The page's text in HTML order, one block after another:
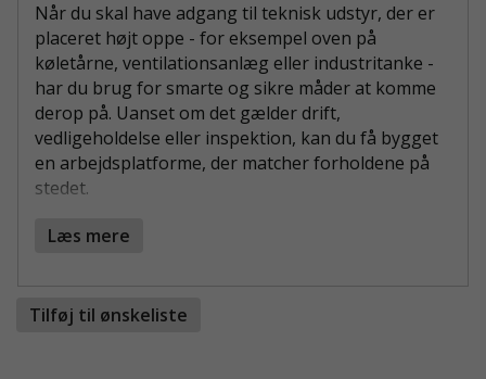
Når du skal have adgang til teknisk udstyr, der er
placeret højt oppe - for eksempel oven på
køletårne, ventilationsanlæg eller industritanke -
har du brug for smarte og sikre måder at komme
derop på. Uanset om det gælder drift,
vedligeholdelse eller inspektion, kan du få bygget
en arbejdsplatforme, der matcher forholdene på
stedet.
Systemerne tilpasses fuldstændigt efter
omgivelserne og kan inkludere for eksempel
skalere, flytte eller kombinere løsningen med
Læs mere
Tilføj til ønskeliste